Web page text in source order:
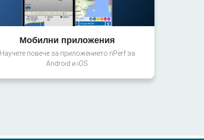
Мобилни приложения
Научете повече за приложението nPerf за
Android и iOS